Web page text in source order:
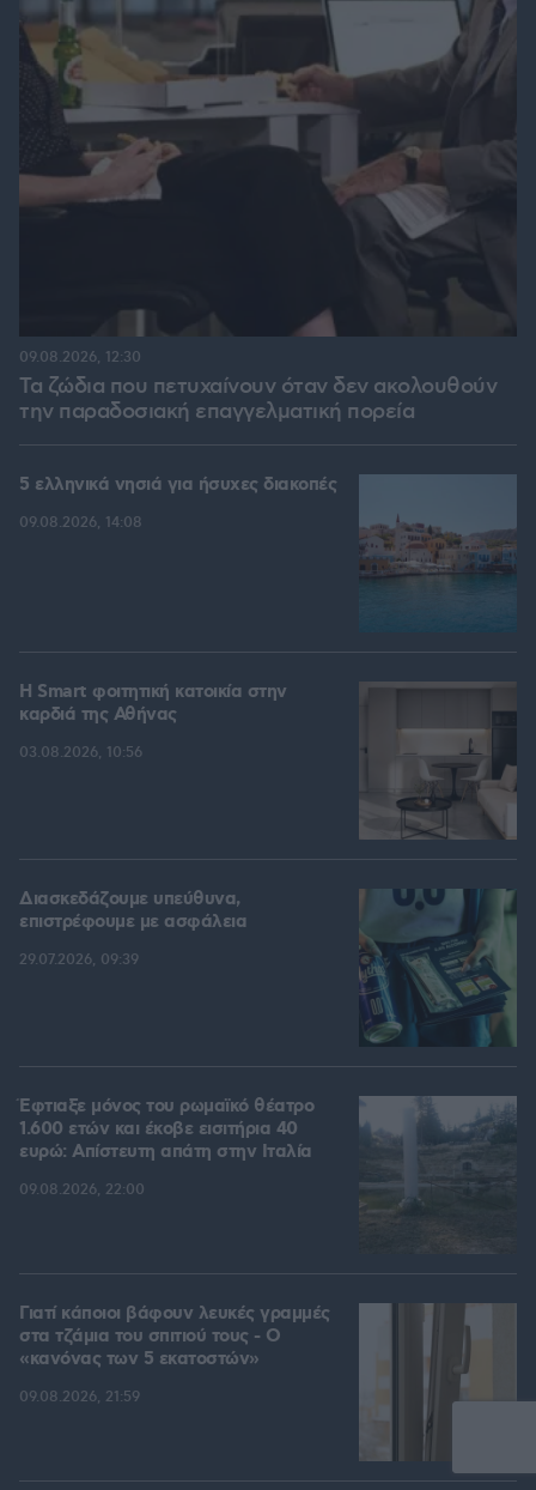
Τα ζώδια που πετυχαίνουν όταν δεν ακολουθούν
την παραδοσιακή επαγγελματική πορεία
09.08.2026, 12:30
5 ελληνικά νησιά για ήσυχες διακοπές
09.08.2026, 14:08
Η Smart φοιτητική κατοικία στην
καρδιά της Αθήνας
03.08.2026, 10:56
Διασκεδάζουμε υπεύθυνα,
επιστρέφουμε με ασφάλεια
29.07.2026, 09:39
Έφτιαξε μόνος του ρωμαϊκό θέατρο
1.600 ετών και έκοβε εισιτήρια 40
ευρώ: Απίστευτη απάτη στην Ιταλία
09.08.2026, 22:00
Γιατί κάποιοι βάφουν λευκές γραμμές
στα τζάμια του σπιτιού τους - Ο
«κανόνας των 5 εκατοστών»
09.08.2026, 21:59